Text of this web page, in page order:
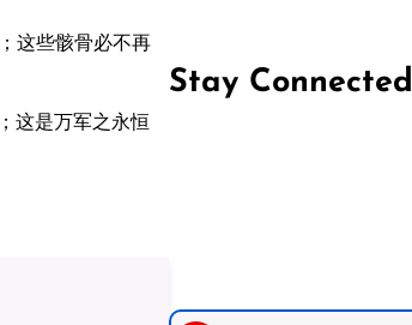
这些骸骨必不再
这是万军之永恒
Stay Connected